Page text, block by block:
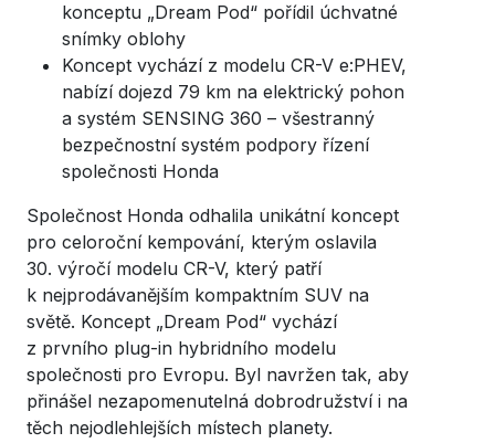
konceptu „Dream Pod“ pořídil úchvatné
snímky oblohy
Koncept vychází z modelu CR-V e:PHEV,
nabízí dojezd 79 km na elektrický pohon
a systém SENSING 360 – všestranný
bezpečnostní systém podpory řízení
společnosti Honda
Společnost Honda odhalila unikátní koncept
pro celoroční kempování, kterým oslavila
30. výročí modelu CR-V, který patří
k nejprodávanějším kompaktním SUV na
světě. Koncept „Dream Pod“ vychází
z prvního plug-in hybridního modelu
společnosti pro Evropu. Byl navržen tak, aby
přinášel nezapomenutelná dobrodružství i na
těch nejodlehlejších místech planety.